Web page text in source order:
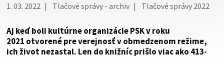
1. 03. 2022 Tlačové správy - archiv Tlačové správy 2022
Aj keď boli kultúrne organizácie PSK v roku
2021 otvorené pre verejnosť v obmedzenom režime,
ich život nezastal. Len do knižníc prišlo viac ako 413-